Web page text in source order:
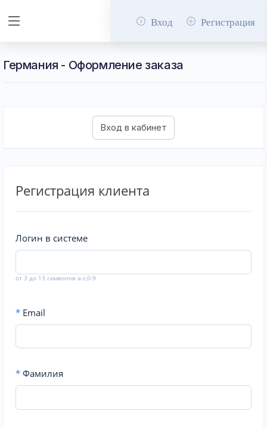
Вход Регистрация
Германия - Оформление заказа
Регистрация клиента
Логин в системе
от 3 до 13 символов a-z,0-9
* Email
* Фамилия